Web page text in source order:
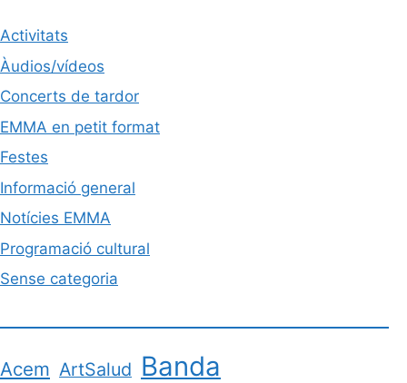
Activitats
Àudios/vídeos
Concerts de tardor
EMMA en petit format
Festes
Informació general
Notícies EMMA
Programació cultural
Sense categoria
Acem ArtSalud Banda